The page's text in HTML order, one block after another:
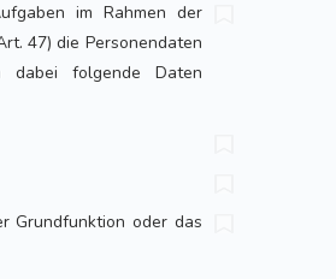
im Rahmen der
47) die Personendaten
dabei folgende Daten
Grundfunktion oder das